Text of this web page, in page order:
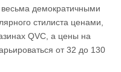
демократичными
стилиста ценами,
QVC, а цены на
от 32 до 130